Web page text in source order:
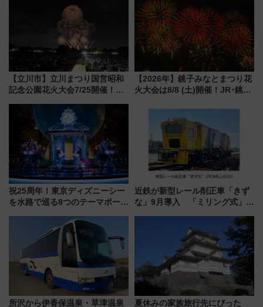
【立川市】立川まつり国営昭和
記念公園花火大会7/25開催！
混雑に要注意、その理由は
【2026年】銚子みなとまつり花
火大会は8/8 (土)開催！JR･銚子
力＆屋台を満喫
祝25周年！東京ディズニーシー
を水路で巡る8つのテーマポート
近鉄が新型レール削正車「きず
な」9月導入 「ミリング式」採
化！安全性や乗り心地の向上に
貢献するだけでなく、全線区で
活躍するための仕組みも
所沢から伊香保温泉・草津温泉
夏休みの家族旅行先にぴった